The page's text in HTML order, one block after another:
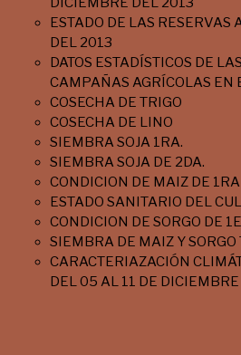
ESTADO DE LAS RESERVAS
DEL 2013
DATOS ESTADÍSTICOS DE
CAMPAÑAS AGRÍCOLAS EN
COSECHA DE TRIGO
COSECHA DE LINO
SIEMBRA SOJA 1RA.
SIEMBRA SOJA DE 2DA.
CONDICION DE MAIZ DE 1RA
ESTADO SANITARIO DEL
CONDICION DE SORGO DE
SIEMBRA DE MAIZ Y SORGO
CARACTERIAZACIÓN
DEL 05 AL 11 DE